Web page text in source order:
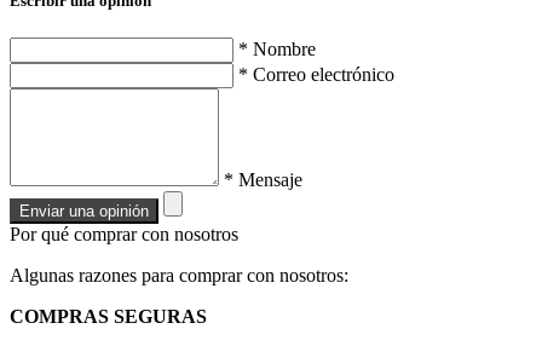
* Nombre
* Correo electrónico
* Mensaje
Enviar una opinión
Por qué comprar con nosotros
Algunas razones para comprar con nosotros:
COMPRAS SEGURAS